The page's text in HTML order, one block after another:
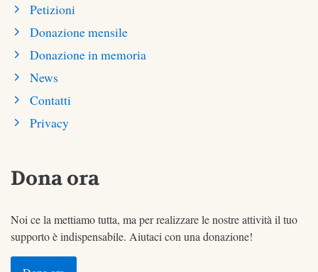
Petizioni
Donazione mensile
Donazione in memoria
News
Contatti
Privacy
Dona ora
Noi ce la mettiamo tutta, ma per realizzare le nostre attività il tuo
supporto è indispensabile. Aiutaci con una donazione!